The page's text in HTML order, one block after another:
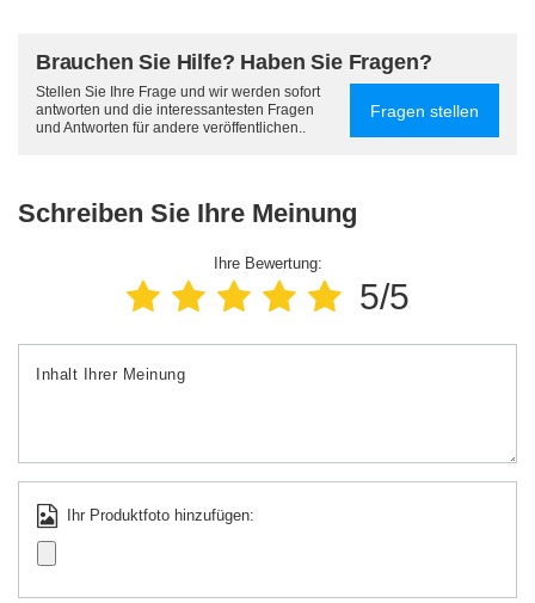
Brauchen Sie Hilfe? Haben Sie Fragen?
Stellen Sie Ihre Frage und wir werden sofort
antworten und die interessantesten Fragen
und Antworten für andere veröffentlichen..
Fragen stellen
Schreiben Sie Ihre Meinung
Ihre Bewertung:
5/5
Inhalt Ihrer Meinung
Ihr Produktfoto hinzufügen: